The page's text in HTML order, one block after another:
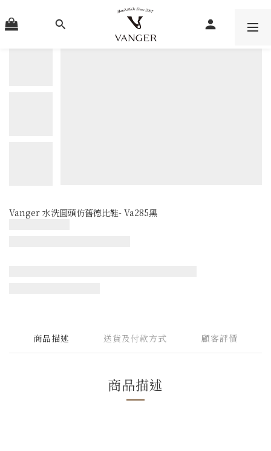
Vanger 水洗圓頭仿舊德比鞋- Va285黑
商品描述 送貨及付款方式 顧客評價
商品描述